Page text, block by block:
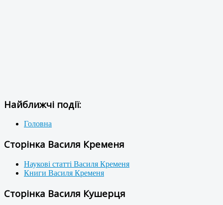
Найближчі події:
Головна
Сторінка Василя Кременя
Наукові статті Василя Кременя
Книги Василя Кременя
Сторінка Василя Кушерця